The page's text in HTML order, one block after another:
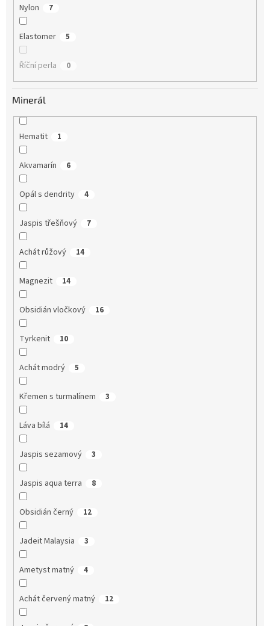
Nylon 7
Elastomer 5
Říční perla 0
Minerál
Hematit 1
Akvamarín 6
Opál s dendrity 4
Jaspis třešňový 7
Achát růžový 14
Magnezit 14
Obsidián vločkový 16
Tyrkenit 10
Achát modrý 5
Křemen s turmalínem 3
Láva bílá 14
Jaspis sezamový 3
Jaspis aqua terra 8
Obsidián černý 12
Jadeit Malaysia 3
Ametyst matný 4
Achát červený matný 12